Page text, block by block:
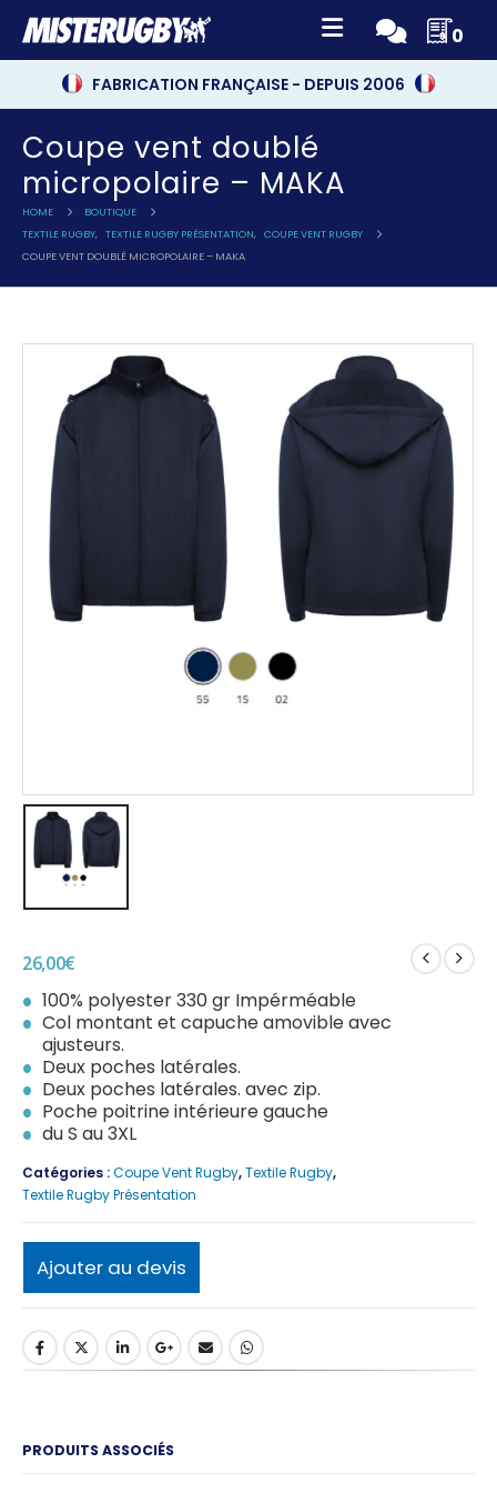
0
FABRICATION FRANÇAISE - DEPUIS 2006
Coupe vent doublé
micropolaire – MAKA
HOME
BOUTIQUE
TEXTILE RUGBY, TEXTILE RUGBY PRÉSENTATION, COUPE VENT RUGBY
COUPE VENT DOUBLÉ MICROPOLAIRE – MAKA
26,00€
100% polyester 330 gr Impérméable
Col montant et capuche amovible avec
ajusteurs.
Deux poches latérales.
Deux poches latérales. avec zip.
Poche poitrine intérieure gauche
du S au 3XL
Catégories :Coupe Vent Rugby,Textile Rugby,
Textile Rugby Présentation
Ajouter au devis
PRODUITS ASSOCIÉS